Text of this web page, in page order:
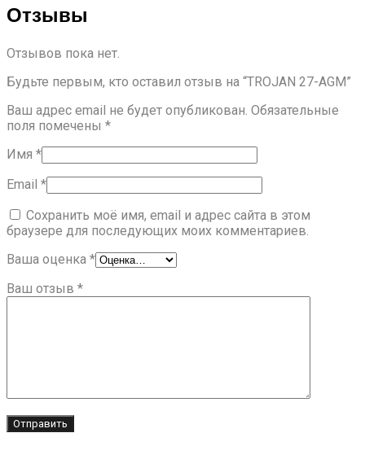
Отзывы
Отзывов пока нет.
Будьте первым, кто оставил отзыв на “TROJAN 27-AGM”
Ваш адрес email не будет опубликован. Обязательные
поля помечены *
Имя *
Email *
Сохранить моё имя, email и адрес сайта в этом
браузере для последующих моих комментариев.
Ваша оценка *
Ваш отзыв *